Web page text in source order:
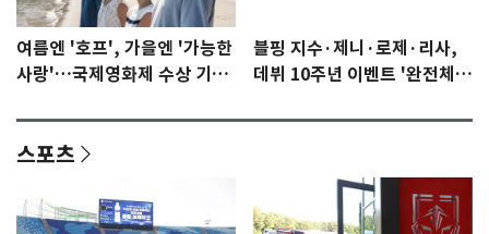
여름엔 '호프', 가을엔 '가능한
사랑'…국제영화제 수상 기대
블핑 지수·제니·로제·리사,
데뷔 10주년 이벤트 '완전체'
스포츠